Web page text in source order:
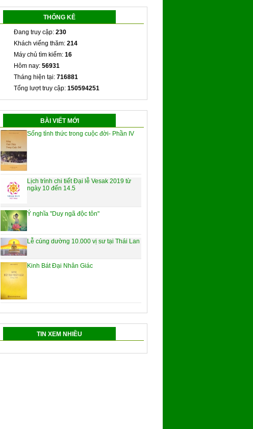
THỐNG KÊ
Đang truy cập: 230
Khách viếng thăm: 214
Máy chủ tìm kiếm: 16
Hôm nay: 56931
Tháng hiện tại: 716881
Tổng lượt truy cập: 150594251
BÀI VIẾT MỚI
Sống tỉnh thức trong cuộc đời- Phần IV
Lịch trình chi tiết Đại lễ Vesak 2019 từ
ngày 10 đến 14.5
Ý nghĩa "Duy ngã độc tôn"
Lễ cúng dường 10.000 vị sư tại Thái Lan
Kinh Bát Đại Nhân Giác
TIN XEM NHIỀU